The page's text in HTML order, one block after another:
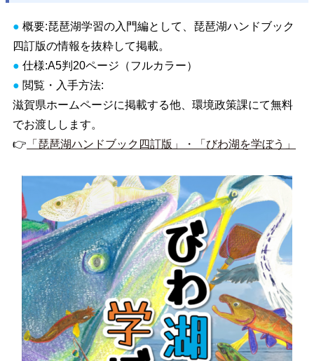
● 概要:琵琶湖学習の入門編として、琵琶湖ハンドブック
四訂版の情報を抜粋して掲載。
● 仕様:A5判20ページ（フルカラー）
● 閲覧・入手方法:
滋賀県ホームページに掲載する他、 環境政策課にて無料
でお渡しします。
👉 「琵琶湖ハンドブック四訂版」・「びわ湖を学ぼう」